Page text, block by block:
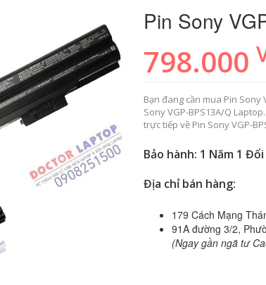
Pin Sony
798.000
Bạn đang cần mua Pin Sony
Sony VGP-BPS13A/Q
trực tiếp về Pin Sony VGP-
Bảo hành: 1 Năm 1 Đổi
Địa chỉ bán hàng:
179 Cách Mạng
91A đường 3/2,
(Ngay gần ngã tư